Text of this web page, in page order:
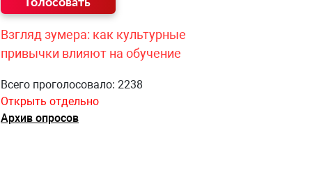
Взгляд зумера: как культурные
привычки влияют на обучение
Всего проголосовало: 2238
Открыть отдельно
Архив опросов